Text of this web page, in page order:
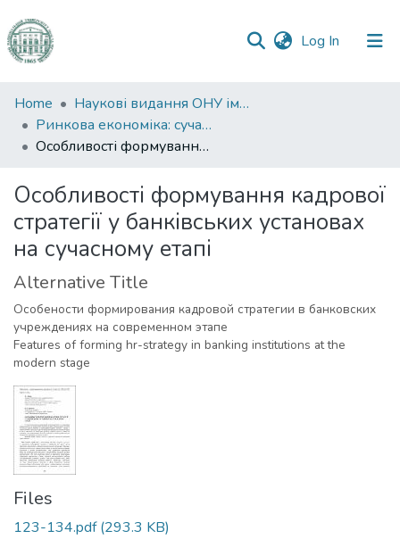
Log In (current)
Communities
&
Collections
Statistics
Home
Наукові видання ОНУ імені І. І. Мечникова
Ринкова економіка: сучасна теорія і практика управління
Особливості формування кадрової стратегії у банківських установах на сучасному етапі
Особливості формування кадрової
стратегії у банківських установах
на сучасному етапі
Alternative Title
Особености формирования кадровой стратегии в банковских
учреждениях на современном этапе
Features of forming hr-strategy in banking institutions at the
modern stage
Files
123-134.pdf(293.3 KB)